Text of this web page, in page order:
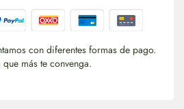
con diferentes formas de pago.
que más te convenga.